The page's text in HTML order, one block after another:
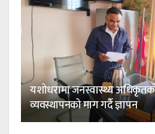
यशोधरामा जनस्वास्थ्य
व्यवस्थापनको माग गर्दै ज्ञापन